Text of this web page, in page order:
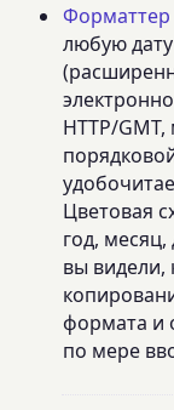
Форматтер
любую
HTTP/
Цветовая
год,
вы видели,
формата и
по мере